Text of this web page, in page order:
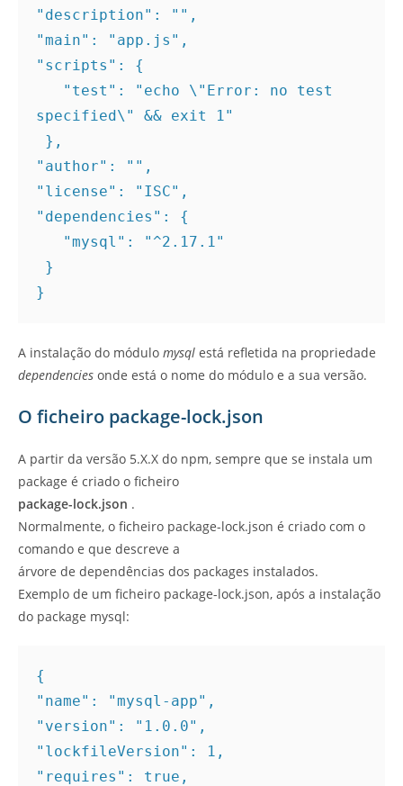
"description": "",
"main": "app.js",
"scripts": {
specified\" && exit 1"
"author": "",
"license": "ISC",
"dependencies": {
}
A instalação do módulo mysql está refletida na propriedade
dependencies onde está o nome do módulo e a sua versão.
O ficheiro package-lock.json
A partir da versão 5.X.X do npm, sempre que se instala um
package é criado o ficheiro
package-lock.json .
Normalmente, o ficheiro package-lock.json é criado com o
comando e que descreve a
árvore de dependências dos packages instalados.
Exemplo de um ficheiro package-lock.json, após a instalação
do package mysql:
{
"name": "mysql-app",
"version": "1.0.0",
"lockfileVersion": 1,
"requires": true,